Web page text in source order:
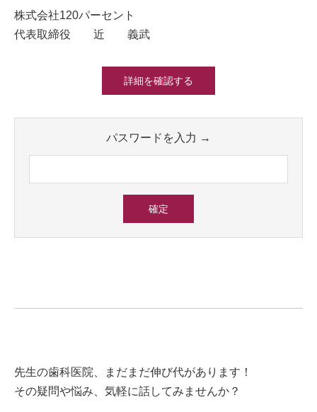
株式会社120パーセント
代表取締役 近 義武
詳細を確認する
パスワードを入力 →
先生の歯科医院、まだまだ伸び代があります！
その疑問や悩み、気軽に話してみませんか？